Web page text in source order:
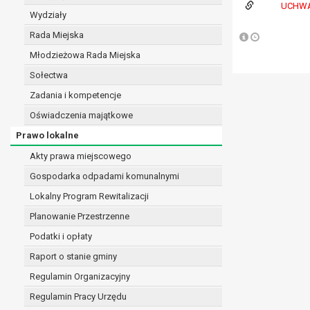
Wydziały
Rada Miejska
Młodzieżowa Rada Miejska
Sołectwa
Zadania i kompetencje
Oświadczenia majątkowe
Prawo lokalne
Akty prawa miejscowego
Gospodarka odpadami komunalnymi
Lokalny Program Rewitalizacji
Planowanie Przestrzenne
Podatki i opłaty
Raport o stanie gminy
Regulamin Organizacyjny
Regulamin Pracy Urzędu
realizacji zadań wynikających z przepisów
zawarcia i realizacji umów;
ochrony żywotnych interesów osoby, której
w pozostałych przypadkach dane osobowe
W związku z przetwarzaniem danych w celu
osobowych. Odbiorcami mogą być:
Pani/Pana dane osobowe będą przetwarzane przez
przepisy prawa powszechnie obowiązującego.
W przypadku, gdy dane osobowe przetwarzane są na
W przypadku, gdy dane osobowe przetwarzane są w
czasie w zakresie wymaganym przez przepisy prawa
rozliczeniu umowy, do czasu wycofania tej zgody.
Ponadto w przypadku umów o dofinansowanie dane
beneficjentem a określoną instytucją, trwałości
W związku z przetwarzaniem przez administratora
prawo dostępu do treści danych oraz